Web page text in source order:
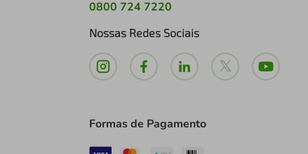
0800 724 7220
Nossas Redes Sociais
Formas de Pagamento